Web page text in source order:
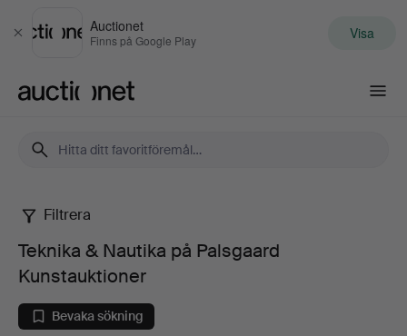
Stäng
Auctionet
Finns på Google Play Visa
Teknika
Nautika
Filtrera
Teknika & Nautika på Palsgaard
Kunstauktioner
Bevaka sökning